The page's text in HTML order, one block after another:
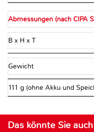
Abmessungen (nach CIPA
B x H x T
Gewicht
111 g (ohne Akku und
Das könnte Sie